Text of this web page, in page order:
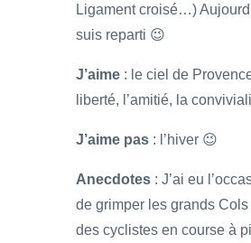
Ligament croisé…)
suis reparti 😉
J’aime : le ciel de
liberté, l’amitié, la
J’aime pas : l’hiver 😉
Anecdotes : J’ai eu
de grimper les grands
des cyclistes en course à